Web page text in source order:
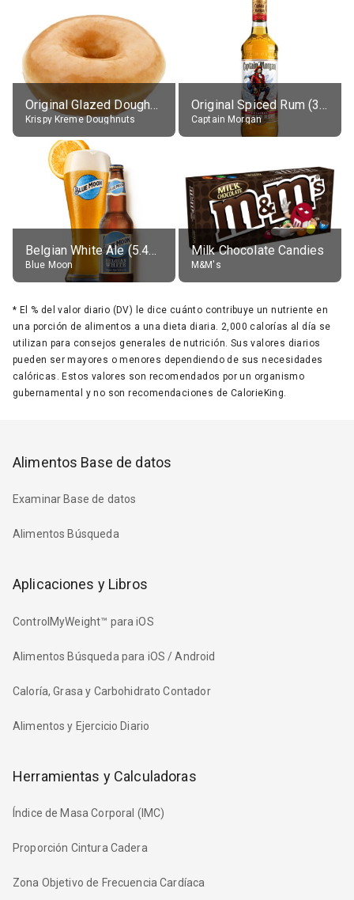
Original Glazed Doughnut
Krispy Kreme Doughnuts
Original Spiced Rum (35% alc.)
Captain Morgan
Belgian White Ale (5.4% alc.)
Blue Moon
Milk Chocolate Candies
M&M's
* El % del valor diario (DV) le dice cuánto contribuye un nutriente en
una porción de alimentos a una dieta diaria. 2,000 calorías al día se
utilizan para consejos generales de nutrición. Sus valores diarios
pueden ser mayores o menores dependiendo de sus necesidades
calóricas. Estos valores son recomendados por un organismo
gubernamental y no son recomendaciones de CalorieKing.
Alimentos Base de datos
Examinar Base de datos
Alimentos Búsqueda
Aplicaciones y Libros
ControlMyWeight™ para iOS
Alimentos Búsqueda para iOS / Android
Caloría, Grasa y Carbohidrato Contador
Alimentos y Ejercicio Diario
Herramientas y Calculadoras
Índice de Masa Corporal (IMC)
Proporción Cintura Cadera
Zona Objetivo de Frecuencia Cardíaca